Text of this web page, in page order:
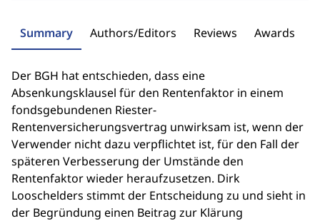
Summary Authors/Editors Reviews Awards
Der BGH hat entschieden, dass eine
Absenkungsklausel für den Rentenfaktor in einem
fondsgebundenen Riester-
Rentenversicherungsvertrag unwirksam ist, wenn der
Verwender nicht dazu verpflichtet ist, für den Fall der
späteren Verbesserung der Umstände den
Rentenfaktor wieder heraufzusetzen. Dirk
Looschelders stimmt der Entscheidung zu und sieht in
der Begründung einen Beitrag zur Klärung